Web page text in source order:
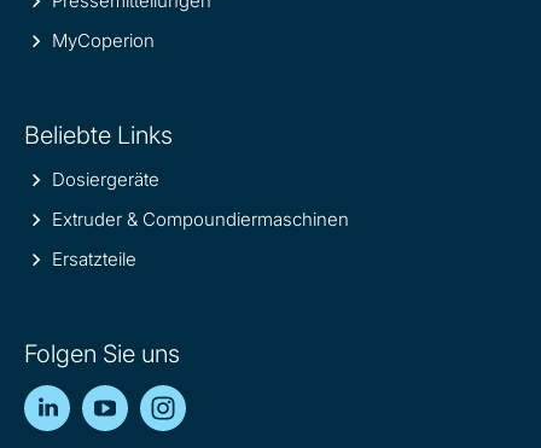
MyCoperion
Beliebte Links
Dosiergeräte
Extruder & Compoundiermaschinen
Ersatzteile
Folgen Sie uns
LinkedInYouTube